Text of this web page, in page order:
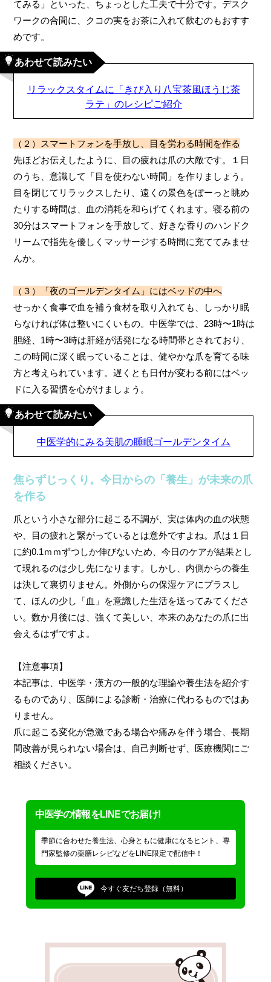
てみる」といった、ちょっとした工夫で十分です。デスク
ワークの合間に、クコの実をお茶に入れて飲むのもおすす
めです。
あわせて読みたい
リラックスタイムに「きび入り八宝茶風ほうじ茶
ラテ」のレシピご紹介
（２）スマートフォンを手放し、目を労わる時間を作る
先ほどお伝えしたように、目の疲れは爪の大敵です。１日
のうち、意識して「目を使わない時間」を作りましょう。
目を閉じてリラックスしたり、遠くの景色をぼーっと眺め
たりする時間は、血の消耗を和らげてくれます。寝る前の
30分はスマートフォンを手放して、好きな香りのハンドク
リームで指先を優しくマッサージする時間に充ててみませ
んか。
（３）「夜のゴールデンタイム」にはベッドの中へ
せっかく食事で血を補う食材を取り入れても、しっかり眠
らなければ体は整いにくいもの。中医学では、23時〜1時は
胆経、1時〜3時は肝経が活発になる時間帯とされており、
この時間に深く眠っていることは、健やかな爪を育てる味
方と考えられています。遅くとも日付が変わる前にはベッ
ドに入る習慣を心がけましょう。
あわせて読みたい
中医学的にみる美肌の睡眠ゴールデンタイム
焦らずじっくり。今日からの「養生」が未来の爪
を作る
爪という小さな部分に起こる不調が、実は体内の血の状態
や、目の疲れと繋がっているとは意外ですよね。爪は１日
に約0.1ｍｍずつしか伸びないため、今日のケアが結果とし
て現れるのは少し先になります。しかし、内側からの養生
は決して裏切りません。外側からの保湿ケアにプラスし
て、ほんの少し「血」を意識した生活を送ってみてくださ
い。数か月後には、強くて美しい、本来のあなたの爪に出
会えるはずですよ。
【注意事項】
本記事は、中医学・漢方の一般的な理論や養生法を紹介す
るものであり、医師による診断・治療に代わるものではあ
りません。
爪に起こる変化が急激である場合や痛みを伴う場合、長期
間改善が見られない場合は、自己判断せず、医療機関にご
相談ください。
中医学の情報をLINEでお届け!
季節に合わせた養生法、心身ともに健康になるヒント、専
門家監修の薬膳レシピなどをLINE限定で配信中！
今すぐ友だち登録（無料）